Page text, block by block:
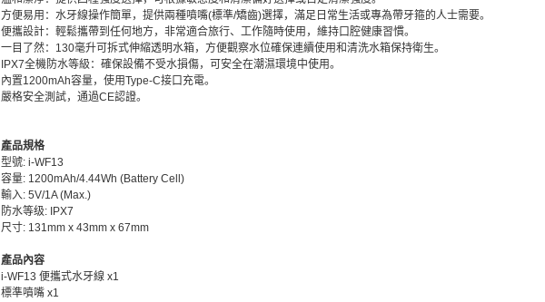
方便易用：水牙線操作簡單，提供兩種噴嘴(標準/矯齒)選擇，滿足日常生活或專為帶牙箍的人士需要。
便攜設計：輕鬆攜帶到任何地方，非常適合旅行、工作隨時使用，維持口腔健康習慣。
一目了然：130毫升可拆式伸縮透明水箱，方便觀察水位確保連續使用和清洗水箱保持衛生。
IPX7全機防水等級：確保設備不受水損傷，可安全在潮濕環境中使用。
內置1200mAh容量，使用Type-C接口充電。
嚴格安全測試，通過CE認證。
產品規格
型號: i-WF13
容量: 1200mAh/4.44Wh (Battery Cell)
輸入: 5V/1A (Max.)
防水等级: IPX7
尺寸: 131mm x 43mm x 67mm
產品內容
i-WF13 便攜式水牙線 x1
標準噴嘴 x1